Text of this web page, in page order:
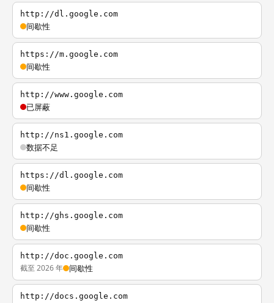
http://dl.google.com
间歇性
https://m.google.com
间歇性
http://www.google.com
已屏蔽
http://ns1.google.com
数据不足
https://dl.google.com
间歇性
http://ghs.google.com
间歇性
http://doc.google.com
截至 2026 年 间歇性
http://docs.google.com